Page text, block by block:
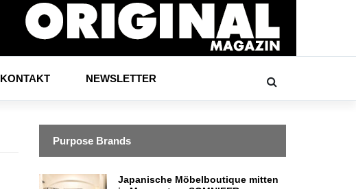
KONTAKT NEWSLETTER
Purpose Brands
Japanische Möbelboutique mitten